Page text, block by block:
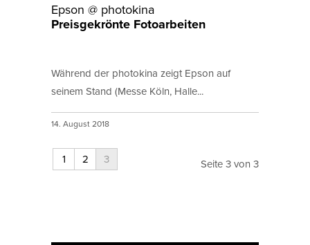
Epson @ photokina
Preisgekrönte Fotoarbeiten
Während der photokina zeigt Epson auf
seinem Stand (Messe Köln, Halle...
14. August 2018
1 2 3 Seite 3 von 3